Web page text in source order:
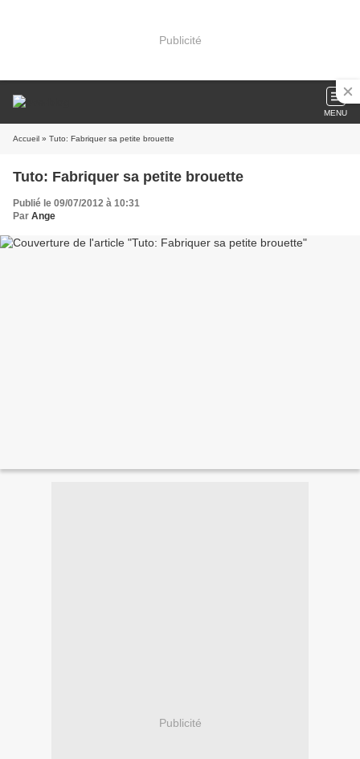
Publicité
MENU
Accueil » Tuto: Fabriquer sa petite brouette
Tuto: Fabriquer sa petite brouette
Publié le 09/07/2012 à 10:31
Par Ange
Publicité